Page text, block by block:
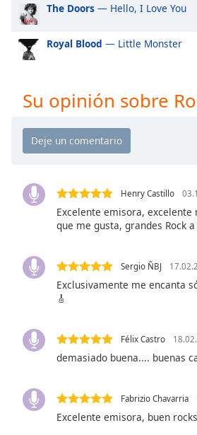
window.
Beginning
Escape
cancel
window.
Background
Opacity
The Doors — Hello, I Love You
Royal Blood — Little Monster
Su opinión sobre
Henry Castillo
Excelente emisora,
que me gusta, grandes Rock
Sergio ÑBJ
Exclusivamente me encanta
🎸
Félix Castro
demasiado buena.... buenas
Fabrizio Chavarria
Excelente emisora, buen